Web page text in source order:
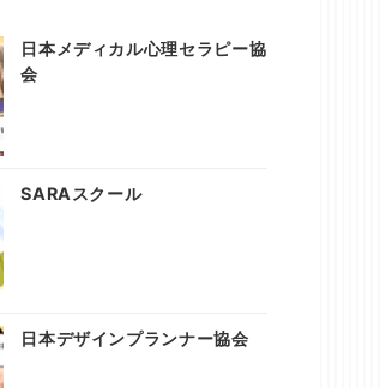
日本メディカル心理セラピー協
会
SARAスクール
日本デザインプランナー協会